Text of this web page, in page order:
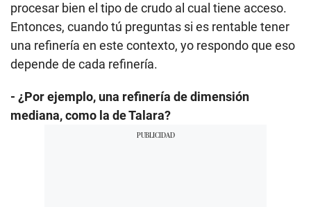
procesar bien el tipo de crudo al cual tiene acceso.
Entonces, cuando tú preguntas si es rentable tener
una refinería en este contexto, yo respondo que eso
depende de cada refinería.
- ¿Por ejemplo, una refinería de dimensión
mediana, como la de Talara?